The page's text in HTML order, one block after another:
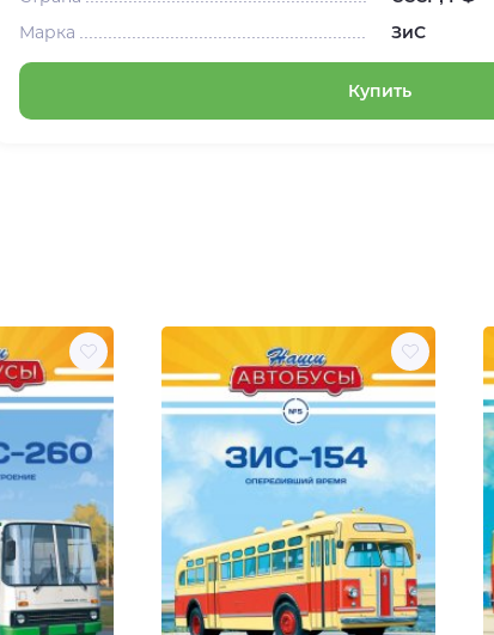
Марка
ЗиС
Купить